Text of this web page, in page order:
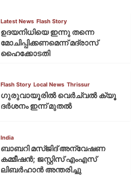
Latest News Flash Story
ഉദയനിധിയെ ഇന്നു തന്നെ
മോചിപ്പിക്കണമെന്ന് മദ്രാസ്
ഹൈക്കോടതി
Flash Story Local News Thrissur
ഗുരുവായൂരില്‍ വെര്‍ച്വല്‍ ക്യൂ
ദര്‍ശനം ഇന്ന് മുതല്‍
India
ബാബറി മസ്ജിദ് അന്വേഷണ
കമ്മീഷന്‍; ജസ്റ്റിസ് എംഎസ്
ലിബര്‍ഹാന്‍ അന്തരിച്ചു